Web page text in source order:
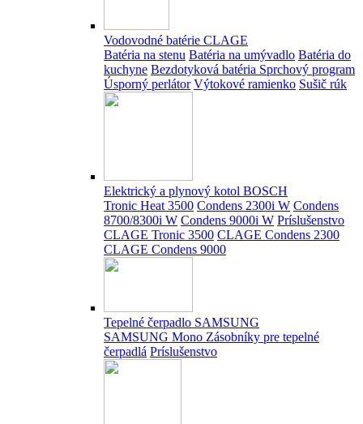
Vodovodné batérie CLAGE
Batéria na stenu Batéria na umývadlo Batéria do
kuchyne Bezdotyková batéria Sprchový program
Úsporný perlátor Výtokové ramienko Sušič rúk
Elektrický a plynový kotol BOSCH
Tronic Heat 3500 Condens 2300i W Condens
8700/8300i W Condens 9000i W Príslušenstvo
CLAGE Tronic 3500 CLAGE Condens 2300
CLAGE Condens 9000
Tepelné čerpadlo SAMSUNG
SAMSUNG Mono Zásobníky pre tepelné
čerpadlá Príslušenstvo